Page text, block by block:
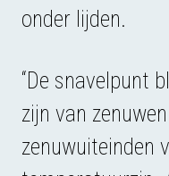
onder lijden.
“De snavelpunt
zijn van
zenuwuiteinden